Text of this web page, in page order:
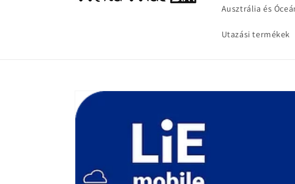
Ausztrália és
Utazási termékek
Kihagyás, és
ugrás a
termékadatokra